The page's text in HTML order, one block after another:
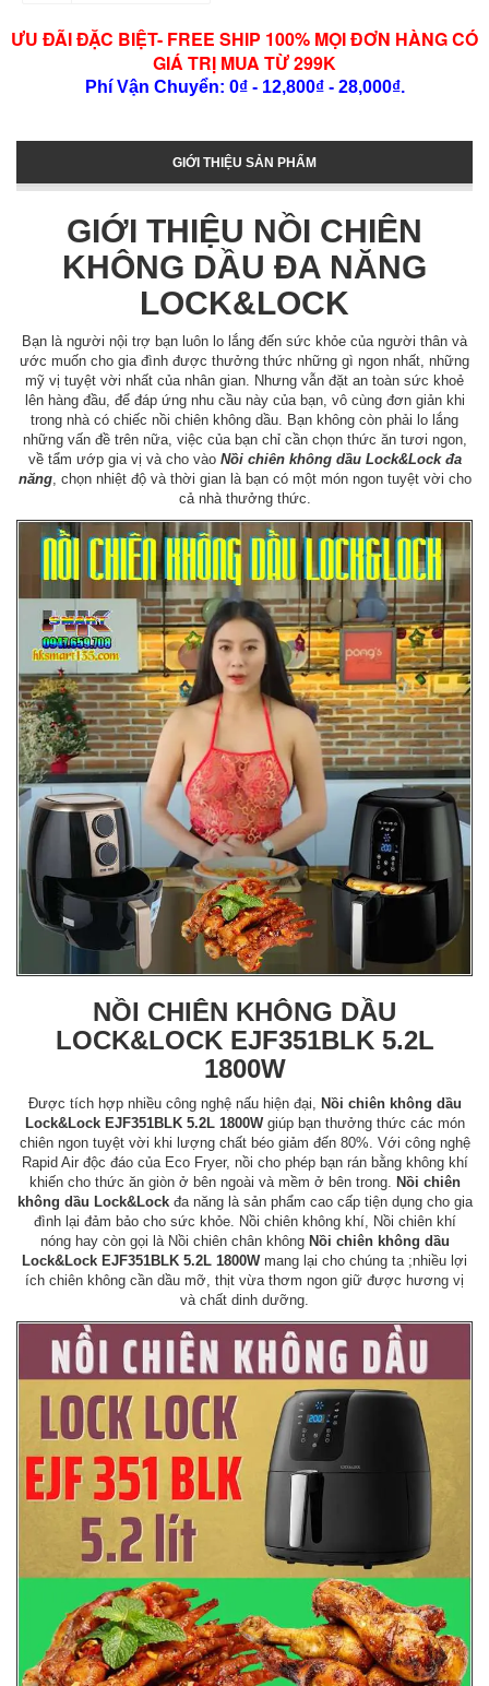
ƯU ĐÃI ĐẶC BIỆT- FREE SHIP 100% MỌI ĐƠN HÀNG CÓ
GIÁ TRỊ MUA TỪ 299K
Phí Vận Chuyển: 0₫ - 12,800₫ - 28,000₫.
GIỚI THIỆU SẢN PHẨM
GIỚI THIỆU NỒI CHIÊN
KHÔNG DẦU ĐA NĂNG
LOCK&LOCK
Bạn là người nội trợ bạn luôn lo lắng đến sức khỏe của người thân và
ước muốn cho gia đình được thưởng thức những gì ngon nhất, những
mỹ vị tuyệt vời nhất của nhân gian. Nhưng vẫn đặt an toàn sức khoẻ
lên hàng đầu, để đáp ứng nhu cầu này của bạn, vô cùng đơn giản khi
trong nhà có chiếc nồi chiên không dầu. Bạn không còn phải lo lắng
những vấn đề trên nữa, việc của bạn chỉ cần chọn thức ăn tươi ngon,
về tẩm ướp gia vị và cho vào Nồi chiên không dầu Lock&Lock đa
năng, chọn nhiệt độ và thời gian là bạn có một món ngon tuyệt vời cho
cả nhà thưởng thức.
NỒI CHIÊN KHÔNG DẦU
LOCK&LOCK EJF351BLK 5.2L
1800W
Được tích hợp nhiều công nghệ nấu hiện đại, Nồi chiên không dầu
Lock&Lock EJF351BLK 5.2L 1800Wgiúp bạn thưởng thức các món
chiên ngon tuyệt vời khi lượng chất béo giảm đến 80%. Với công nghệ
Rapid Air độc đáo của Eco Fryer, nồi cho phép bạn rán bằng không khí
khiến cho thức ăn giòn ở bên ngoài và mềm ở bên trong. Nồi chiên
không dầu Lock&Lockđa năng là sản phẩm cao cấp tiện dụng cho gia
đình lại đảm bảo cho sức khỏe. Nồi chiên không khí, Nồi chiên khí
nóng hay còn gọi là Nồi chiên chân không Nồi chiên không dầu
Lock&Lock EJF351BLK 5.2L 1800Wmang lại cho chúng ta ;nhiều lợi
ích chiên không cần dầu mỡ, thịt vừa thơm ngon giữ được hương vị
và chất dinh dưỡng.